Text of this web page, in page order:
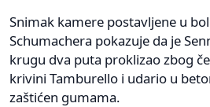
Snimak kamere postavljene u
Schumachera pokazuje da je
krugu dva puta proklizao zbog
krivini Tamburello i udario u
zaštićen gumama.